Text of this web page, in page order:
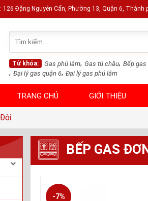
126 Đặng Nguyên Cẩn, Phường 13, Quận 6, Thành
Từ khóa: Gas phú lâm, Gas tú châu, Bếp gas
, Đại lý gas quận 6, Đại lý gas phú lâm
TRANG CHỦ GIỚI THIỆU
BẾP GAS
-7%